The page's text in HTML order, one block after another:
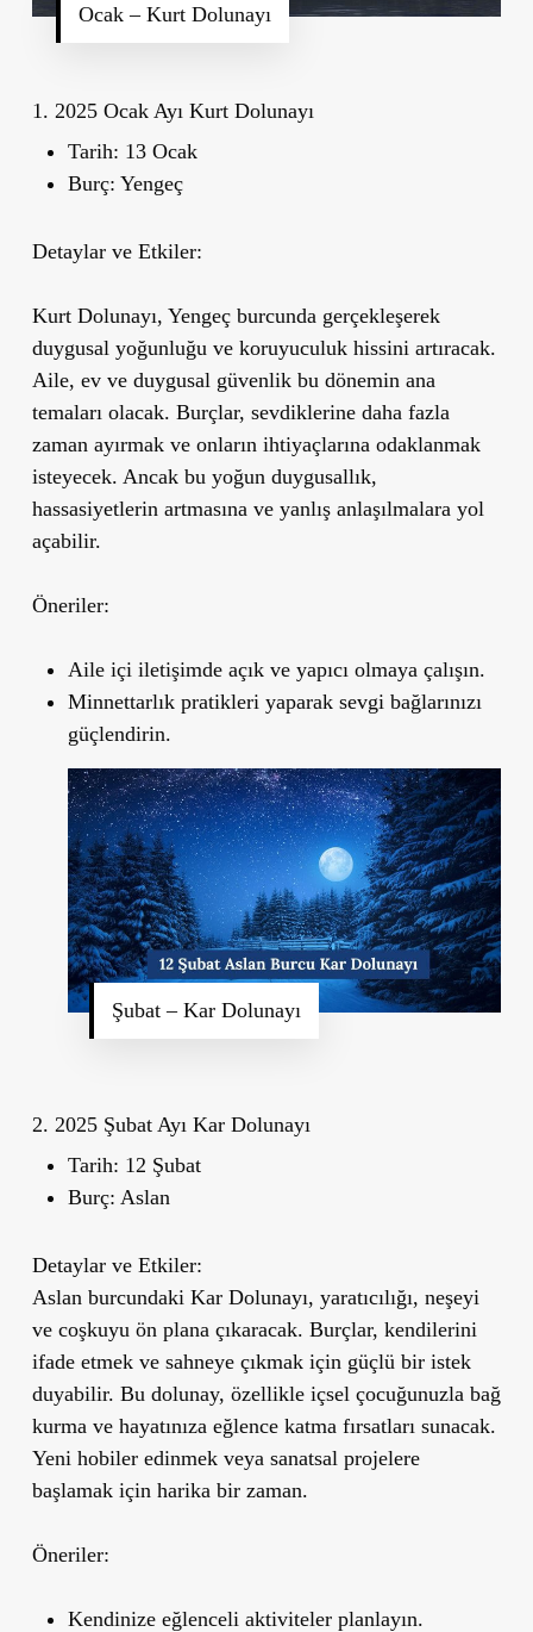
Ocak – Kurt Dolunayı
1. 2025 Ocak Ayı Kurt Dolunayı
Tarih: 13 Ocak
Burç: Yengeç
Detaylar ve Etkiler:
Kurt Dolunayı, Yengeç burcunda gerçekleşerek
duygusal yoğunluğu ve koruyuculuk hissini artıracak.
Aile, ev ve duygusal güvenlik bu dönemin ana
temaları olacak. Burçlar, sevdiklerine daha fazla
zaman ayırmak ve onların ihtiyaçlarına odaklanmak
isteyecek. Ancak bu yoğun duygusallık,
hassasiyetlerin artmasına ve yanlış anlaşılmalara yol
açabilir.
Öneriler:
Aile içi iletişimde açık ve yapıcı olmaya çalışın.
Minnettarlık pratikleri yaparak sevgi bağlarınızı
güçlendirin.
Şubat – Kar Dolunayı
2. 2025 Şubat Ayı Kar Dolunayı
Tarih: 12 Şubat
Burç: Aslan
Detaylar ve Etkiler:
Aslan burcundaki Kar Dolunayı, yaratıcılığı, neşeyi
ve coşkuyu ön plana çıkaracak. Burçlar, kendilerini
ifade etmek ve sahneye çıkmak için güçlü bir istek
duyabilir. Bu dolunay, özellikle içsel çocuğunuzla bağ
kurma ve hayatınıza eğlence katma fırsatları sunacak.
Yeni hobiler edinmek veya sanatsal projelere
başlamak için harika bir zaman.
Öneriler:
Kendinize eğlenceli aktiviteler planlayın.